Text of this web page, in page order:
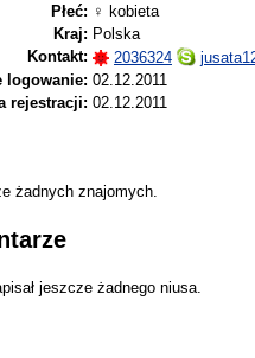
Płeć: ♀ kobieta
Kraj: Polska
Kontakt:
2036324
logowanie: 02.12.2011
rejestracji: 02.12.2011
żadnych znajomych.
jeszcze żadnego niusa.